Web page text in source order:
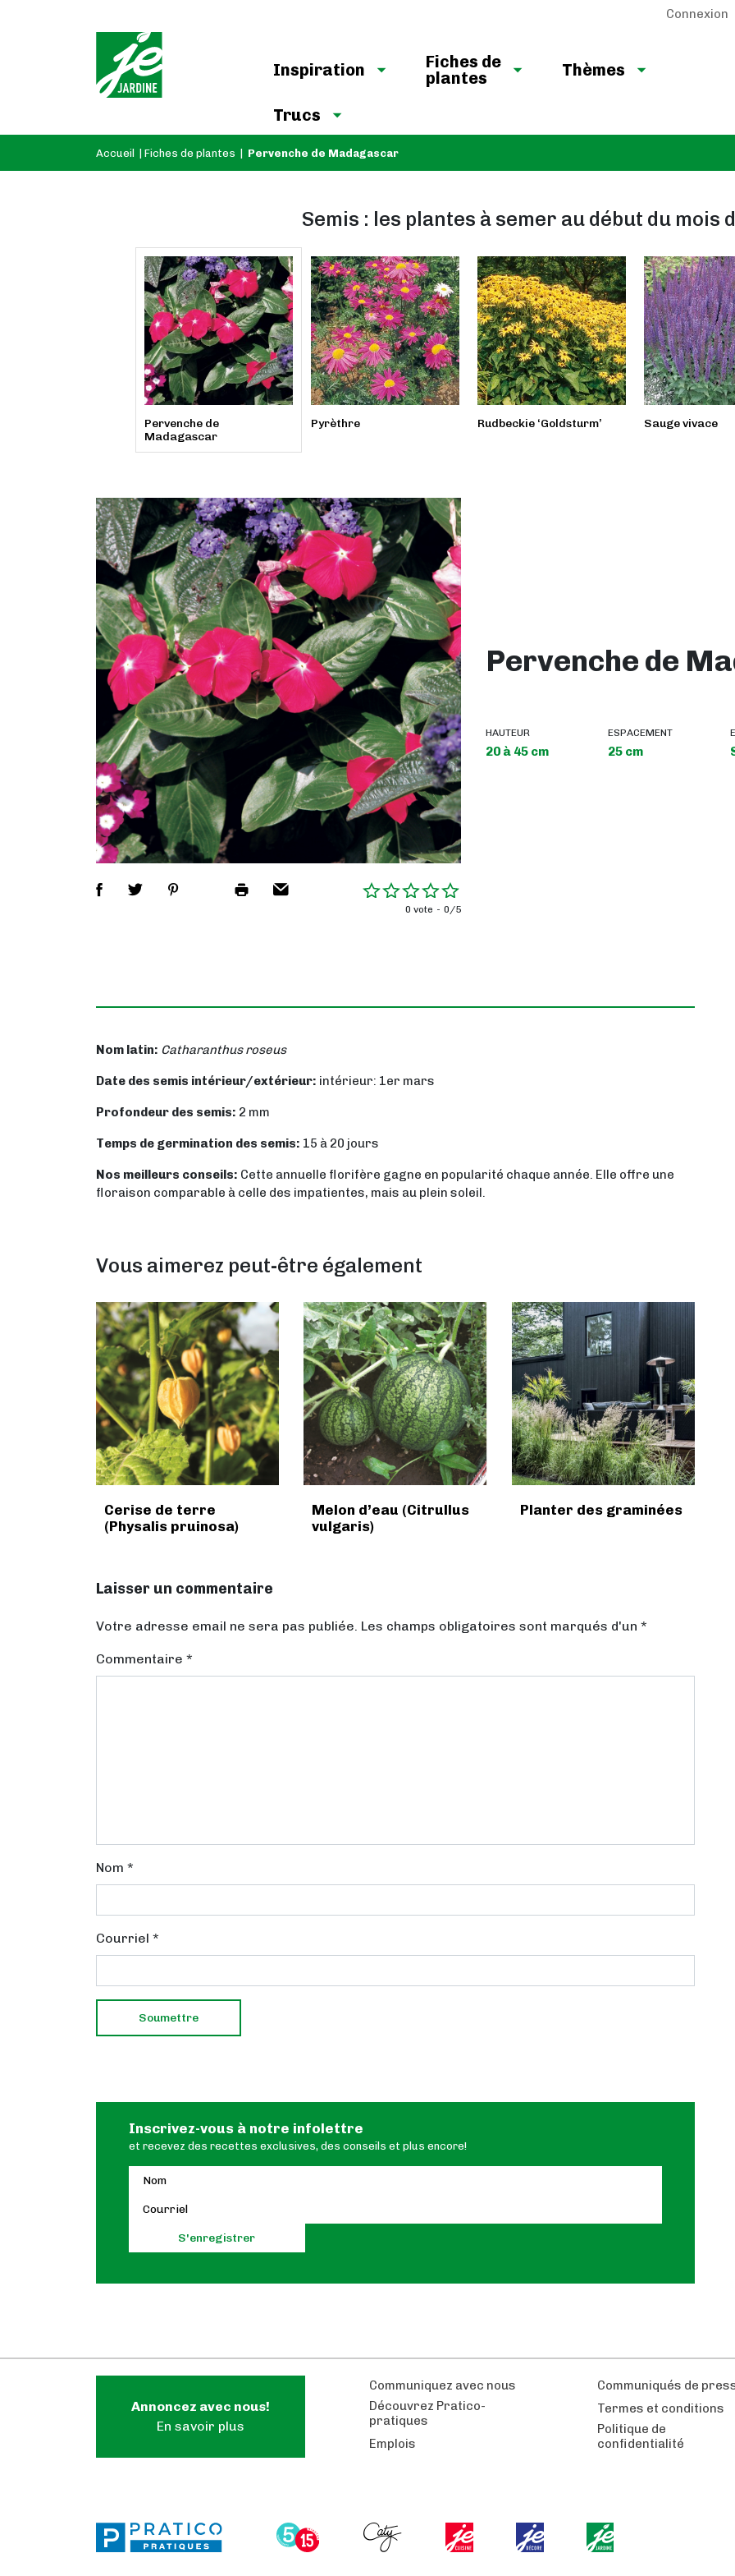
Connexion
Inspiration
Fiches de
plantes
Thèmes
Trucs
Accueil Fiches de plantes Pervenche de Madagascar
Semis : les plantes à semer au début du mois
Pervenche de
Madagascar
Pyrèthre Rudbeckie ‘Goldsturm’ Sauge vivace
0 vote 0/5
Pervenche de
HAUTEUR
20 à 45 cm
ESPACEMENT
25 cm
Nom latin: Catharanthus roseus
Date des semis intérieur/extérieur: intérieur: 1er mars
Profondeur des semis: 2 mm
Temps de germination des semis: 15 à 20 jours
Nos meilleurs conseils: Cette annuelle florifère gagne en popularité chaque année. Elle offre une
floraison comparable à celle des impatientes, mais au plein soleil.
Vous aimerez peut-être également
Cerise de terre
(Physalis pruinosa)
Melon d’eau (Citrullus
vulgaris)
Planter des graminées
Laisser un commentaire
Votre adresse email ne sera pas publiée. Les champs obligatoires sont marqués d'un *
Commentaire *
Nom *
Courriel *
Inscrivez-vous à notre infolettre
et recevez des recettes exclusives, des conseils et plus encore!
Annoncez avec nous!
En savoir plus
Communiquez avec nous
Découvrez Pratico-
pratiques
Emplois
Communiqués de
Termes et conditions
Politique de
confidentialité